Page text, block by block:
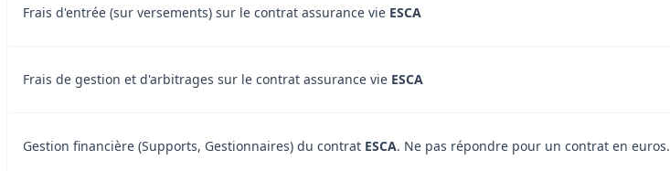
Frais d'entrée (sur versements) sur le contrat assurance vie ESCA
Frais de gestion et d'arbitrages sur le contrat assurance vie ESCA
Gestion financière (Supports, Gestionnaires) du contrat ESCA. Ne pas répondre pour un contrat en euros.